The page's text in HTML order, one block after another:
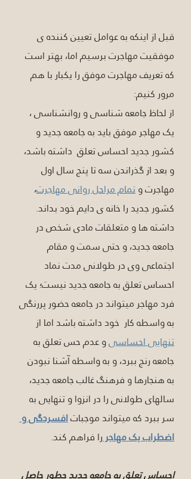
قبل از اینکه به عوامل تعیین کننده ی
موفقیت مهاجرت برسیم اما، بهتر است
که تعریف مهاجرت موفق را یکبار با هم
مرور کنیم:
از لحاظ جامعه شناسی و روانشناسی ،
یک مهاجر موفق باید به جامعه جدید و
کشور جدید احساس تعلق  داشته باشد،
و بعد از گذراندن سه تا پنج سال اول
مهاجرت و تمام مراحل روانی مهاجرت،
کشور جدید را خانه ی دایم خود بداند.
داشته ها و متعلقات مادی شخص در
جامعه جدید، و حتی سمت و مقام
اجتماعی وی در طولانی مدت نماد
احساس تعلق به جامعه جدید نیست؛ یک
فرد مهاجر میتواند در جامعه حضور پررنگی
به واسطه کار  خود داشته باشد اما از
تنهایی احساسی و عدم حس تعلق به
جامعه رنج ببرد، و به واسطه آشنا نبودن
به هنجارها و فرهنگ غالب جامعه جدید،
سالهای طولانی را در انزوا و تنهایی به
سر ببرد که میتواند موجبات افسردگی و
اضطراب یک مهاجر را فراهم کند.
احساس تعلق به جامعه جدید چطور حاصل